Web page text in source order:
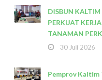
DISBUN
PERKUAT
TANAMAN
30 Juli 2026
Pemprov Kaltim